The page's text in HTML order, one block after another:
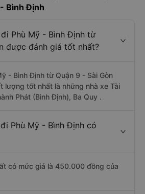
Bình Định
Phù Mỹ - Bình Định từ
được đánh giá tốt nhất?
- Bình Định từ Quận 9 - Sài Gòn
lượng tốt nhất là những nhà xe Tài
Phát (Bình Định), Ba Quy .
Phù Mỹ - Bình Định có
có mức giá là 450.000 đồng của